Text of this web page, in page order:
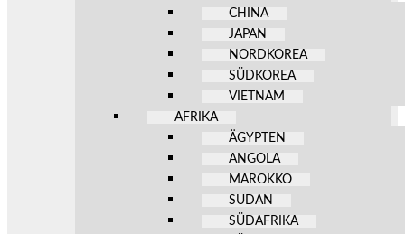
CHINA
JAPAN
NORDKOREA
SÜDKOREA
VIETNAM
AFRIKA
ÄGYPTEN
ANGOLA
MAROKKO
SUDAN
SÜDAFRIKA